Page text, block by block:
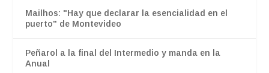
Mailhos: "Hay que declarar la esencialidad en el
puerto" de Montevideo
Peñarol a la final del Intermedio y manda en la
Anual